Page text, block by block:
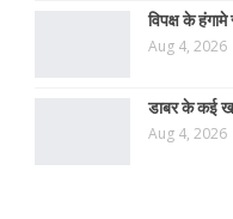
विपक्ष के
Aug 4, 2026
डाबर के कई
Aug 4, 2026